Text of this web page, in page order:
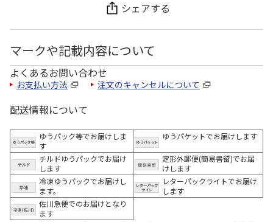
シェアする
マークや記載内容について
よくあるお問い合わせ
お支払い方法 注文のキャンセルについて
配送情報について
ゆうパック等でお届けしま
す
ゆうパケットでお届けします
チルドゆうパックでお届け
します
定形外郵便(簡易書留)でお届
けします
冷凍ゆうパックでお届けし
ます。
レターパックライトでお届け
します
佐川急便でのお届けとなり
ます